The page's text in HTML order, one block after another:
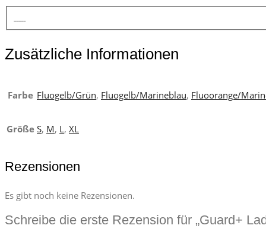
Zusätzliche Informationen
Farbe Fluogelb/Grün, Fluogelb/Marineblau, Fluoorange/
Größe S, M, L, XL
Rezensionen
Es gibt noch keine Rezensionen.
Schreibe die erste Rezension für „Guard+